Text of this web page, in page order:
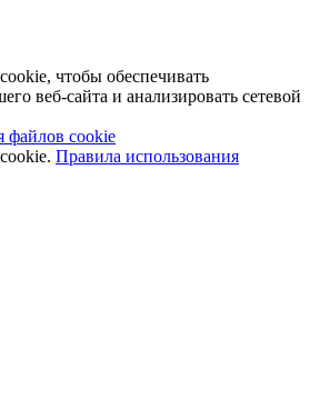
чтобы обеспечивать
веб-сайта и анализировать сетевой
файлов cookie
Правила использования